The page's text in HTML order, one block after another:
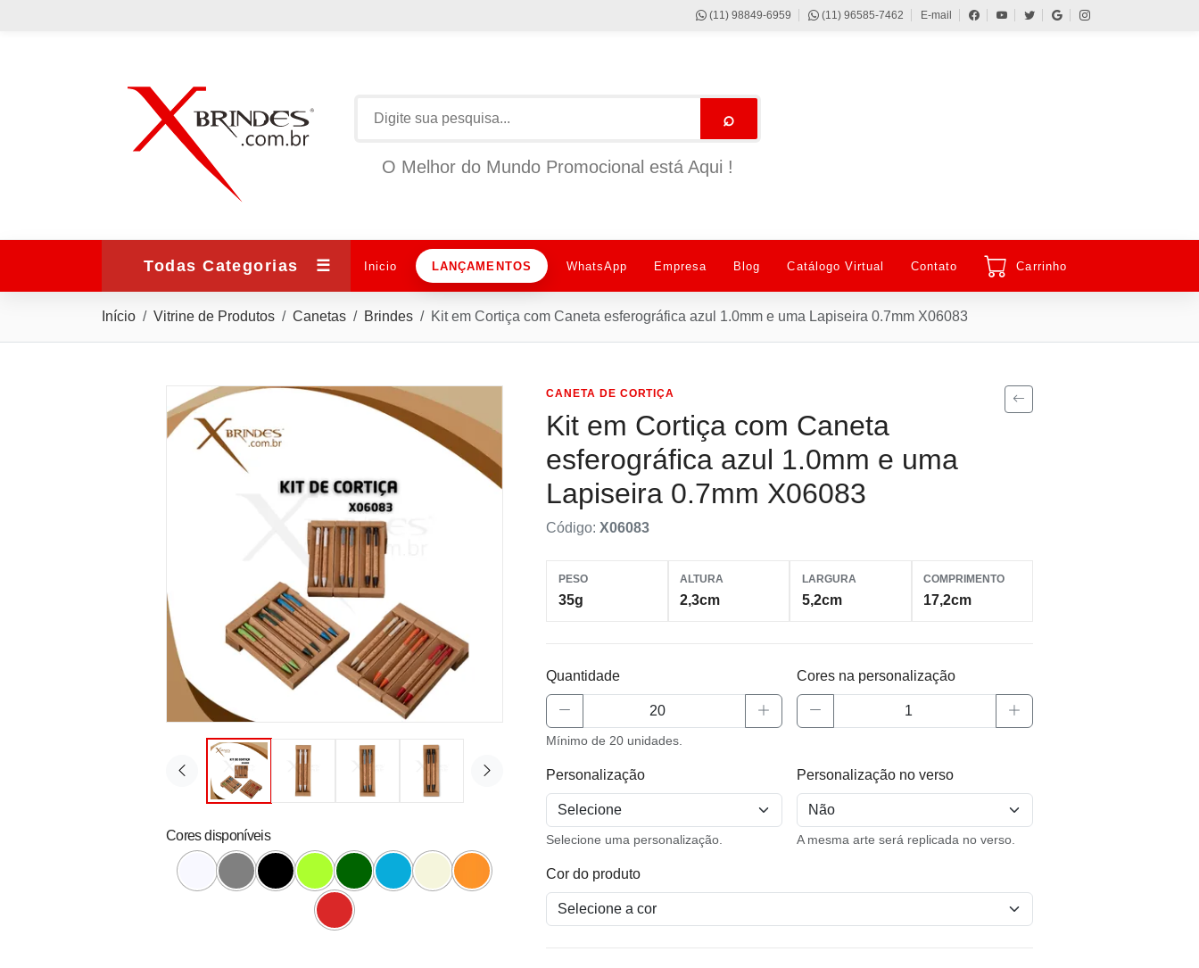
(11) 98849-6959 (11) 96585-7462 E-mail
⌕
O Melhor do Mundo Promocional está Aqui !
Todas Categorias ☰ Inicio LANÇAMENTOS WhatsApp Empresa Blog Catálogo Virtual Contato Carrinho
Início Vitrine de Produtos Canetas Brindes Kit em Cortiça com Caneta esferográfica azul 1.0mm e uma Lapiseira 0.7mm X06083
Cores disponíveis
CANETA DE CORTIÇA
Kit em Cortiça com Caneta
esferográfica azul 1.0mm e uma
Lapiseira 0.7mm X06083
Código: X06083
PESO
35g
ALTURA
2,3cm
LARGURA
5,2cm
COMPRIMENTO
17,2cm
Quantidade
Mínimo de 20 unidades.
Cores na personalização
Personalização
Selecione uma personalização.
Personalização no verso
A mesma arte será replicada no verso.
Cor do produto